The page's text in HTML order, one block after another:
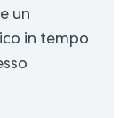
un
in tempo